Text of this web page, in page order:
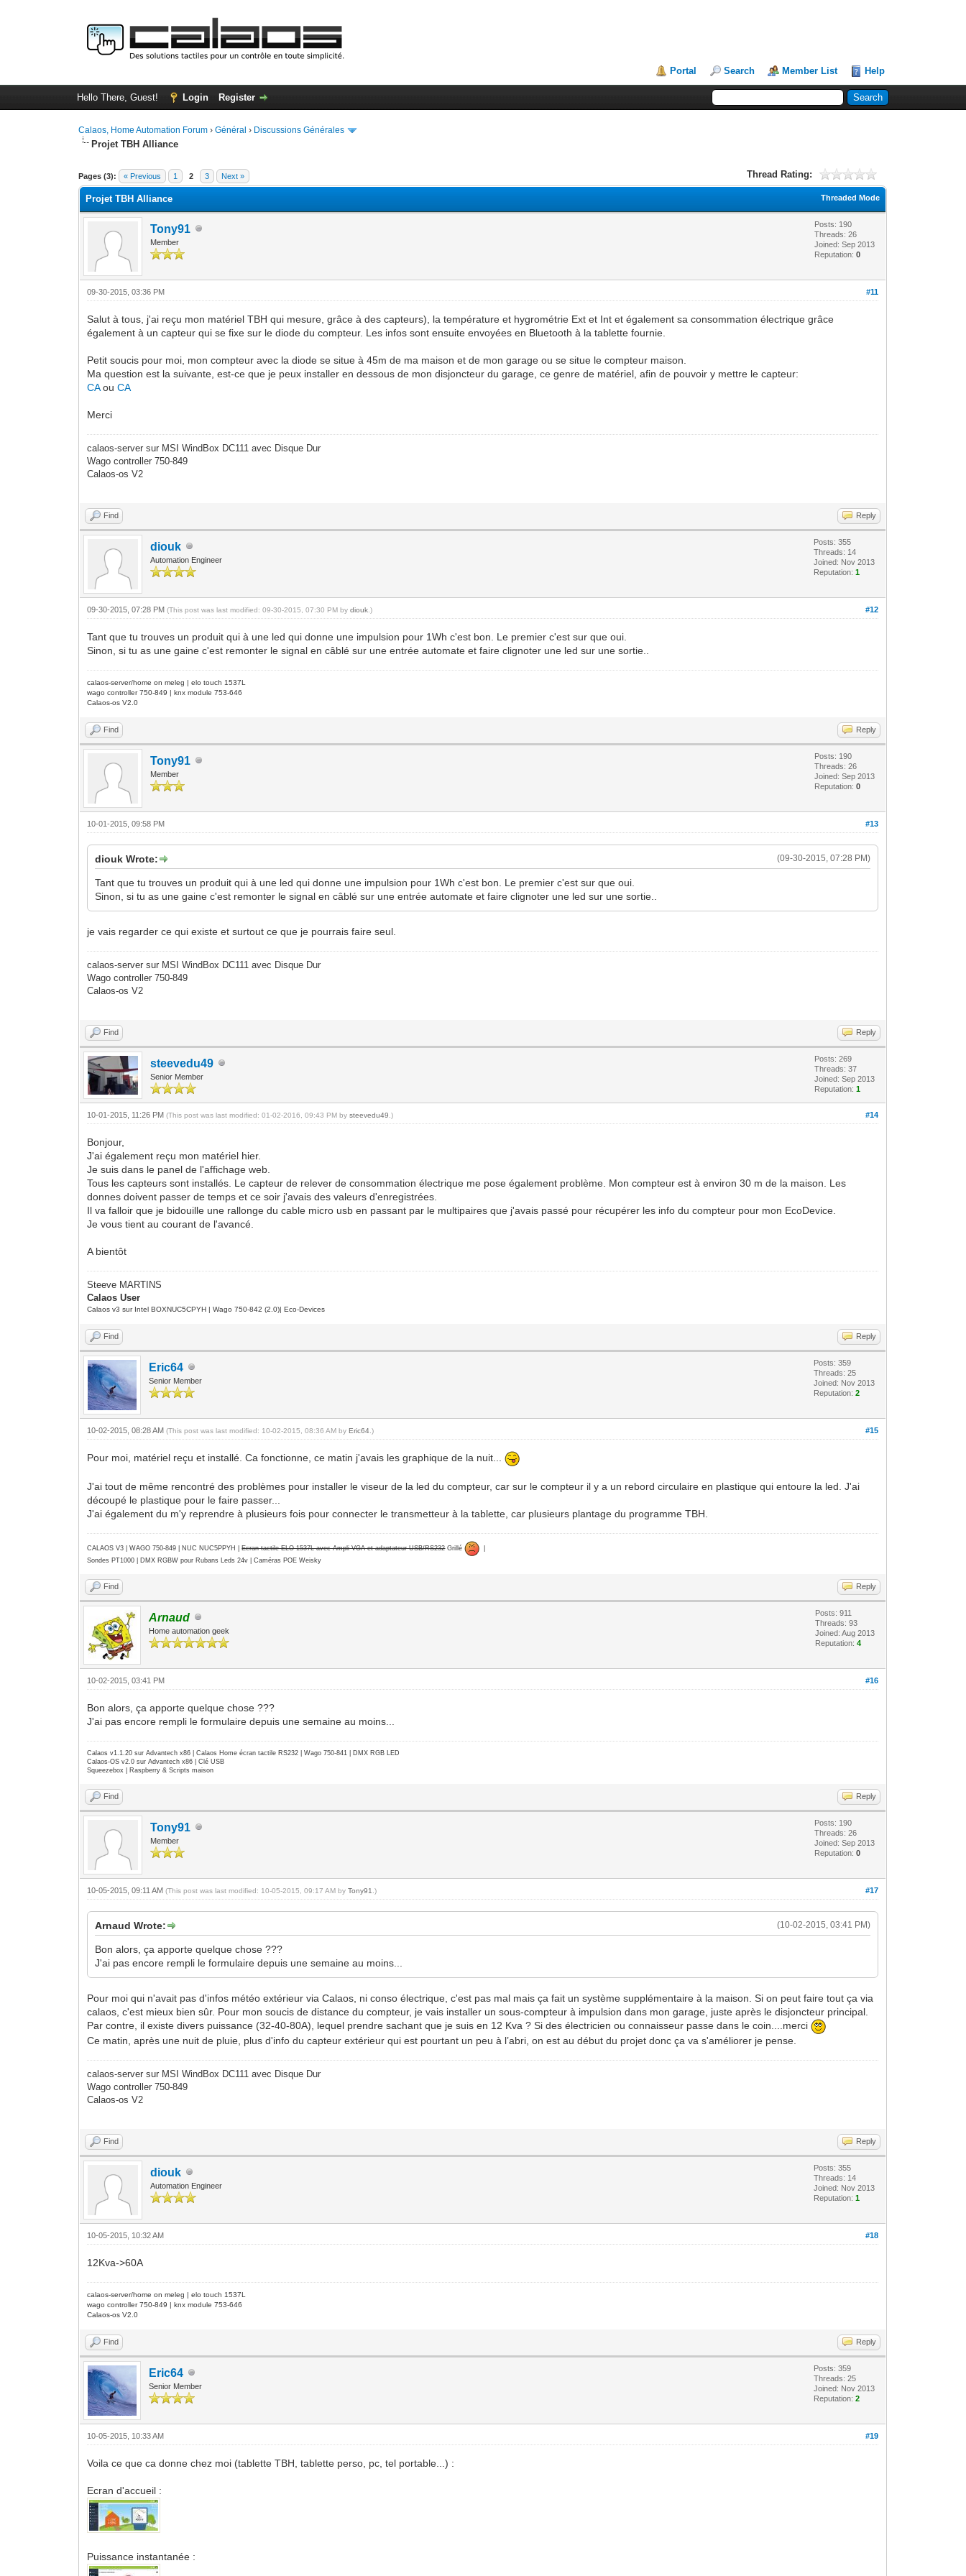
Portal Search Member List Help
Hello There, Guest! Login Register
Calaos, Home Automation Forum ›Général › Discussions Générales
Projet TBH Alliance
Pages (3): « Previous 1 2 3 Next » Thread Rating:
0 Vote(s) - 0 Average
1
2
3
4
5
Threaded Mode
Projet TBH Alliance
Tony91
Member
Posts: 190
Threads: 26
Joined: Sep 2013
Reputation:0
#11
09-30-2015, 03:36 PM
Salut à tous, j'ai reçu mon matériel TBH qui mesure, grâce à des capteurs), la température et hygrométrie Ext et Int et également sa consommation électrique grâce
également à un capteur qui se fixe sur le diode du compteur. Les infos sont ensuite envoyées en Bluetooth à la tablette fournie.
Petit soucis pour moi, mon compteur avec la diode se situe à 45m de ma maison et de mon garage ou se situe le compteur maison.
Ma question est la suivante, est-ce que je peux installer en dessous de mon disjoncteur du garage, ce genre de matériel, afin de pouvoir y mettre le capteur:
CAouCA
Merci
calaos-server sur MSI WindBox DC111 avec Disque Dur
Wago controller 750-849
Calaos-os V2
Find Reply
diouk
Automation Engineer
Posts: 355
Threads: 14
Joined: Nov 2013
Reputation:1
#12
09-30-2015, 07:28 PM(This post was last modified: 09-30-2015, 07:30 PM bydiouk .)
Tant que tu trouves un produit qui à une led qui donne une impulsion pour 1Wh c'est bon. Le premier c'est sur que oui.
Sinon, si tu as une gaine c'est remonter le signal en câblé sur une entrée automate et faire clignoter une led sur une sortie..
calaos-server/home on meleg | elo touch 1537L
wago controller 750-849 | knx module 753-646
Calaos-os V2.0
Find Reply
Tony91
Member
Posts: 190
Threads: 26
Joined: Sep 2013
Reputation:0
#13
10-01-2015, 09:58 PM
(09-30-2015, 07:28 PM)
diouk Wrote:
Tant que tu trouves un produit qui à une led qui donne une impulsion pour 1Wh c'est bon. Le premier c'est sur que oui.
Sinon, si tu as une gaine c'est remonter le signal en câblé sur une entrée automate et faire clignoter une led sur une sortie..
je vais regarder ce qui existe et surtout ce que je pourrais faire seul.
calaos-server sur MSI WindBox DC111 avec Disque Dur
Wago controller 750-849
Calaos-os V2
Find Reply
steevedu49
Senior Member
Posts: 269
Threads: 37
Joined: Sep 2013
Reputation:1
#14
10-01-2015, 11:26 PM(This post was last modified: 01-02-2016, 09:43 PM bysteevedu49 .)
Bonjour,
J'ai également reçu mon matériel hier.
Je suis dans le panel de l'affichage web.
Tous les capteurs sont installés. Le capteur de relever de consommation électrique me pose également problème. Mon compteur est à environ 30 m de la maison. Les
donnes doivent passer de temps et ce soir j'avais des valeurs d'enregistrées.
Il va falloir que je bidouille une rallonge du cable micro usb en passant par le multipaires que j'avais passé pour récupérer les info du compteur pour mon EcoDevice.
Je vous tient au courant de l'avancé.
A bientôt
Steeve MARTINS
Calaos User
Calaos v3 sur Intel BOXNUC5CPYH | Wago 750-842 (2.0)| Eco-Devices
Find Reply
Eric64
Senior Member
Posts: 359
Threads: 25
Joined: Nov 2013
Reputation:2
#15
10-02-2015, 08:28 AM(This post was last modified: 10-02-2015, 08:36 AM byEric64 .)
Pour moi, matériel reçu et installé. Ca fonctionne, ce matin j'avais les graphique de la nuit...
J'ai tout de même rencontré des problèmes pour installer le viseur de la led du compteur, car sur le compteur il y a un rebord circulaire en plastique qui entoure la led. J'ai
découpé le plastique pour le faire passer...
J'ai également du m'y reprendre à plusieurs fois pour connecter le transmetteur à la tablette, car plusieurs plantage du programme TBH.
CALAOS V3 | WAGO 750-849 | NUC NUC5PPYH |Ecran tactile ELO 1537L avec Ampli VGA et adaptateur USB/RS232Grillé
Sondes PT1000 | DMX RGBW pour Rubans Leds 24v | Caméras POE Weisky
Find Reply
Arnaud
Home automation geek
Posts: 911
Threads: 93
Joined: Aug 2013
Reputation:4
#16
10-02-2015, 03:41 PM
Bon alors, ça apporte quelque chose ???
J'ai pas encore rempli le formulaire depuis une semaine au moins...
Calaos v1.1.20 sur Advantech x86 | Calaos Home écran tactile RS232 | Wago 750-841 | DMX RGB LED
Calaos-OS v2.0 sur Advantech x86 | Clé USB
Squeezebox | Raspberry & Scripts maison
Find Reply
Tony91
Member
Posts: 190
Threads: 26
Joined: Sep 2013
Reputation:0
#17
10-05-2015, 09:11 AM(This post was last modified: 10-05-2015, 09:17 AM byTony91 .)
(10-02-2015, 03:41 PM)
Arnaud Wrote:
Bon alors, ça apporte quelque chose ???
J'ai pas encore rempli le formulaire depuis une semaine au moins...
Pour moi qui n'avait pas d'infos météo extérieur via Calaos, ni conso électrique, c'est pas mal mais ça fait un système supplémentaire à la maison. Si on peut faire tout ça via
calaos, c'est mieux bien sûr. Pour mon soucis de distance du compteur, je vais installer un sous-compteur à impulsion dans mon garage, juste après le disjoncteur principal.
Par contre, il existe divers puissance (32-40-80A), lequel prendre sachant que je suis en 12 Kva ? Si des électricien ou connaisseur passe dans le coin....merci
Ce matin, après une nuit de pluie, plus d'info du capteur extérieur qui est pourtant un peu à l’abri, on est au début du projet donc ça va s'améliorer je pense.
calaos-server sur MSI WindBox DC111 avec Disque Dur
Wago controller 750-849
Calaos-os V2
Find Reply
diouk
Automation Engineer
Posts: 355
Threads: 14
Joined: Nov 2013
Reputation:1
#18
10-05-2015, 10:32 AM
12Kva->60A
calaos-server/home on meleg | elo touch 1537L
wago controller 750-849 | knx module 753-646
Calaos-os V2.0
Find Reply
Eric64
Senior Member
Posts: 359
Threads: 25
Joined: Nov 2013
Reputation:2
#19
10-05-2015, 10:33 AM
Voila ce que ca donne chez moi (tablette TBH, tablette perso, pc, tel portable...) :
Ecran d'accueil :
Puissance instantanée :